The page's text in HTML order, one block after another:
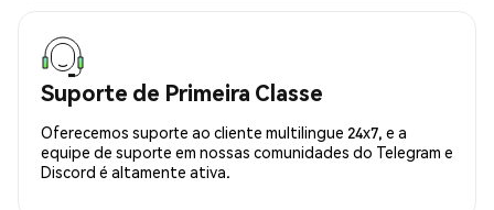
Suporte de Primeira Classe
Oferecemos suporte ao cliente multilingue 24x7, e a
equipe de suporte em nossas comunidades do Telegram e
Discord é altamente ativa.